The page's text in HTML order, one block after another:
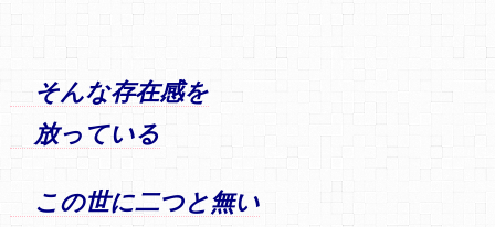
そんな存在感を
放っている
この世に二つと無い